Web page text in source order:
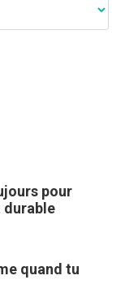
pour
durable
quand tu